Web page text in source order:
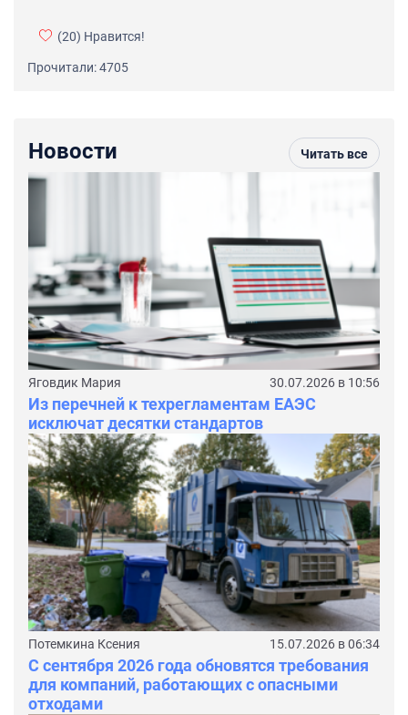
(20) Нравится!
Прочитали: 4705
Новости Читать все
Яговдик Мария 30.07.2026 в 10:56
Из перечней к техрегламентам ЕАЭС
исключат десятки стандартов
Потемкина Ксения 15.07.2026 в 06:34
С сентября 2026 года обновятся требования
для компаний, работающих с опасными
отходами